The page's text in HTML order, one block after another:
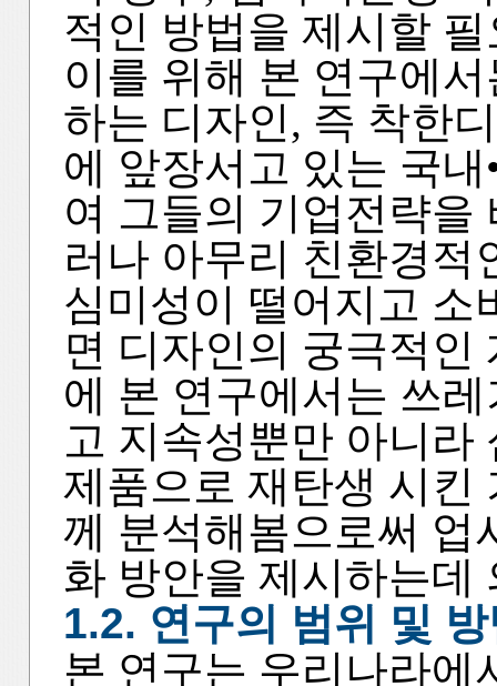
적인 방법을 제시할
이를 위해 본 연구에
하는 디자인, 즉 착한
에 앞장서고 있는 국
여 그들의 기업전략을
러나 아무리 친환경적
심미성이 떨어지고 소
면 디자인의 궁극적인
에 본 연구에서는 쓰
고 지속성뿐만 아니라
제품으로 재탄생 시킨
께 분석해봄으로써 업
화 방안을 제시하는데
1.2. 연구의 범위 및
본 연구는 우리나라에